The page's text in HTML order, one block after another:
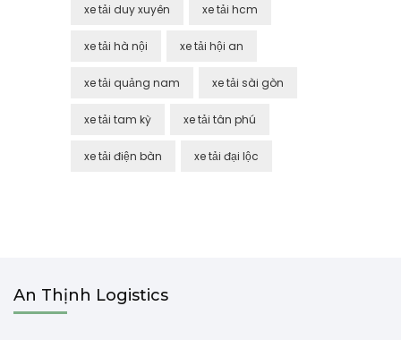
xe tải duy xuyên xe tải hcm
xe tải hà nội xe tải hội an
xe tải quảng nam xe tải sài gòn
xe tải tam kỳ xe tải tân phú
xe tải điện bàn xe tải đại lộc
An Thịnh Logistics